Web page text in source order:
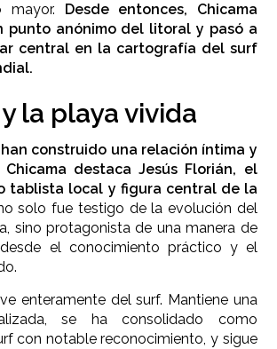
mayor.
Desde entonces, Chicama
punto anónimo del litoral y pasó a
central en la cartografía del surf
la playa vivida
construido una relación íntima y
destaca Jesús Florián, el
tablista local y figura central de la
solo fue testigo de la evolución del
sino protagonista de una manera de
el conocimiento práctico y el
enteramente del surf. Mantiene una
se ha consolidado como
con notable reconocimiento, y sigue